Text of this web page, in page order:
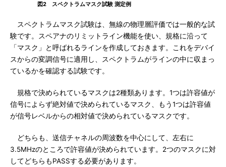
図2 スペクトラムマスク試験 測定例
スペクトラムマスク試験は、無線の物理層評価では一般的な試
験です。スペアナのリミットライン機能を使い、規格に沿って
「マスク」と呼ばれるラインを作成しておきます。これをデバイ
スからの変調信号に適用し、スペクトラムがラインの中に収まっ
ているかを確認する試験です。
規格で決められているマスクは2種類あります。1つは許容値が
信号によらず絶対値で決められているマスク、もう1つは許容値
が信号レベルからの相対値で決められているマスクです。
どちらも、送信チャネルの周波数を中心にして、左右に
3.5MHzのところで許容値が決められています。2つのマスクに対
してどちらもPASSする必要があります。